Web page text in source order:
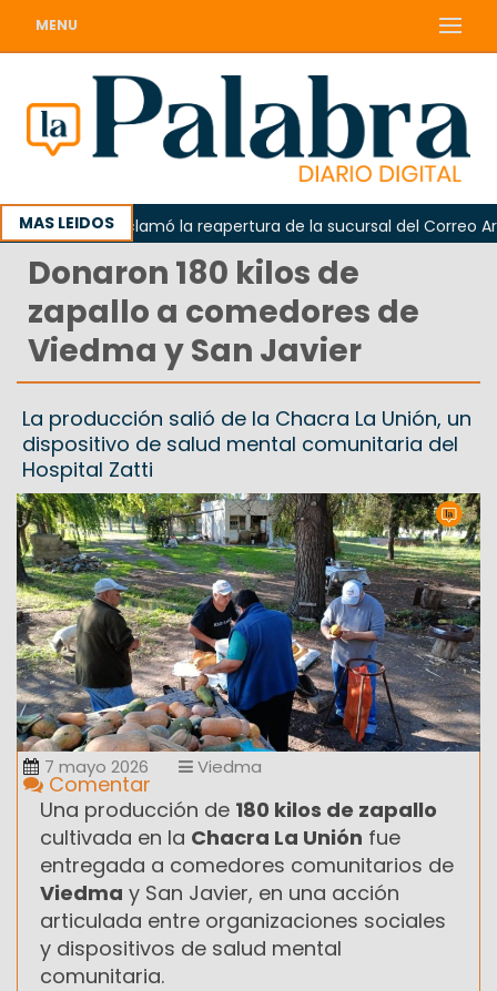
MENU
MAS LEIDOS
Odarda reclamó la reapertura de la sucursal del Correo
Donaron 180 kilos de
zapallo a comedores de
Viedma y San Javier
La producción salió de la Chacra La Unión, un
dispositivo de salud mental comunitaria del
Hospital Zatti
7 mayo 2026 Viedma
Comentar
Una producción de 180 kilos de zapallo
cultivada en la Chacra La Unión fue
entregada a comedores comunitarios de
Viedma y San Javier, en una acción
articulada entre organizaciones sociales
y dispositivos de salud mental
comunitaria.